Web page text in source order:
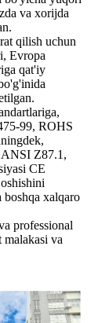
va xorijda
qilish uchun
Evropa
qat'iy
99, ROHS
Z87.1,
CE
xalqaro
professional
va